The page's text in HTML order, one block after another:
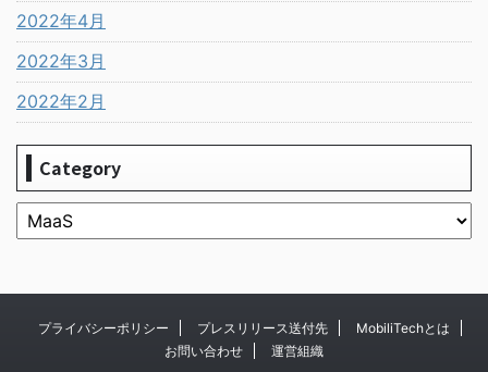
2022年4月
2022年3月
2022年2月
Category
プライバシーポリシー プレスリリース送付先
MobiliTechとは
お問い合わせ
運営組織